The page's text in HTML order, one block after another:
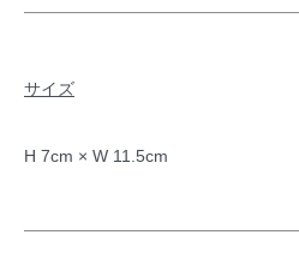
サイズ
H 7cm × W 11.5cm